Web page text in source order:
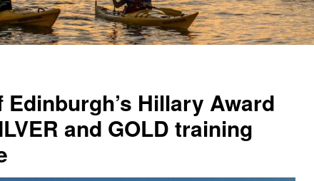
Edinburgh’s Hillary Award
and GOLD training